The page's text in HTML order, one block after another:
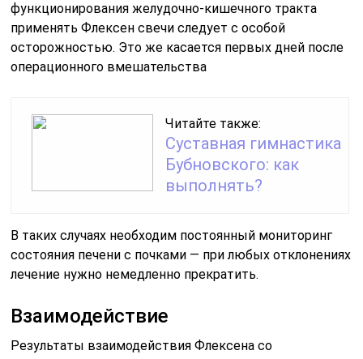
функционирования желудочно-кишечного тракта
применять Флексен свечи следует с особой
осторожностью. Это же касается первых дней после
операционного вмешательства
Читайте также:
Суставная гимнастика
Бубновского: как
выполнять?
В таких случаях необходим постоянный мониторинг
состояния печени с почками — при любых отклонениях
лечение нужно немедленно прекратить.
Взаимодействие
Результаты взаимодействия Флексена со